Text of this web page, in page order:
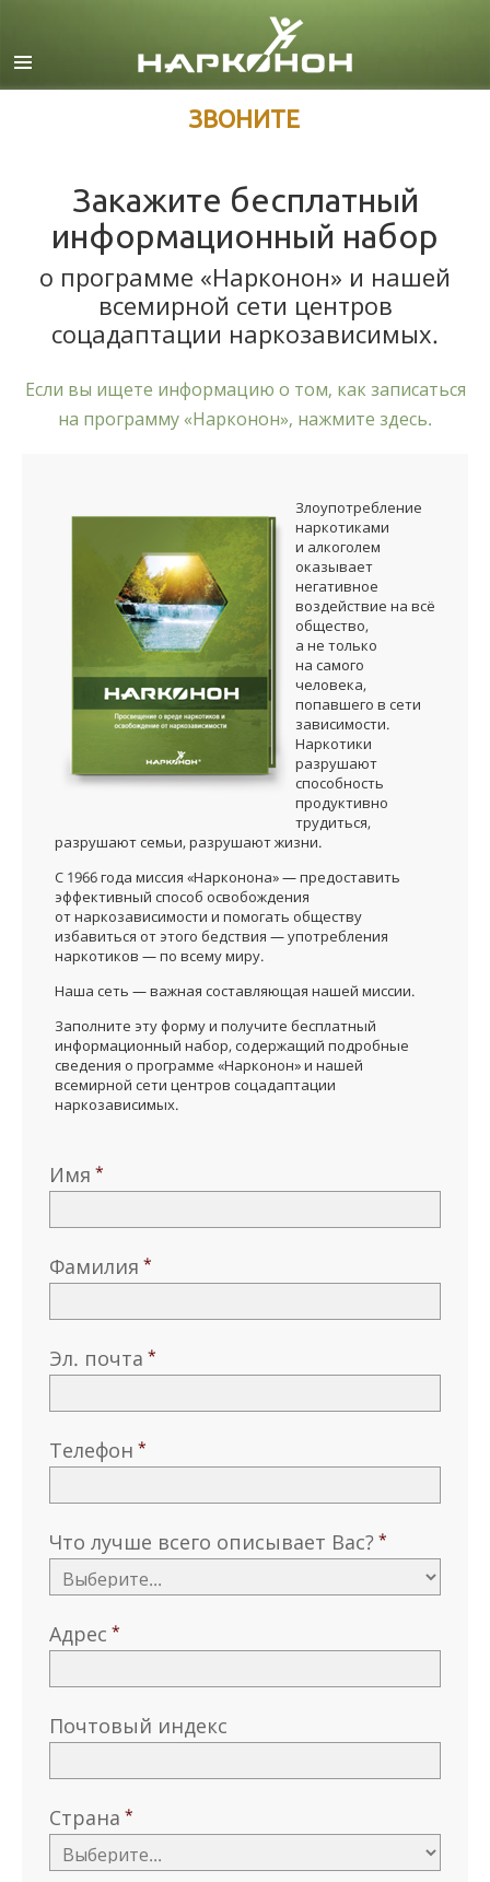
Датский
Французский
Венгерский
Итальянский
Японский
Македонский
Норвежский
Португальский
Русский
Шведский
Китайский
Арабский
Непальский
Украинский
Хорватский
ЗВОНИТЕ
Закажите бесплатный
информационный набор
о программе «Нарконон» и нашей
всемирной сети центров
соцадаптации наркозависимых.
Если вы ищете информацию о том, как записаться
на программу «Нарконон», нажмите здесь.
Злоупотребление
наркотиками
и алкоголем
оказывает
негативное
воздействие на всё
общество,
а не только
на самого
человека,
попавшего в сети
зависимости.
Наркотики
разрушают
способность
продуктивно
трудиться,
разрушают семьи, разрушают жизни.
С 1966 года миссия «Нарконона» — предоставить
эффективный способ освобождения
от наркозависимости и помогать обществу
избавиться от этого бедствия — употребления
наркотиков — по всему миру.
Наша сеть — важная составляющая нашей миссии.
Заполните эту форму и получите бесплатный
информационный набор, содержащий подробные
сведения о программе «Нарконон» и нашей
всемирной сети центров соцадаптации
наркозависимых.
Имя
Фамилия
Эл. почта
Телефон
Что лучше всего описывает Вас?
Адрес
Почтовый индекс
Страна